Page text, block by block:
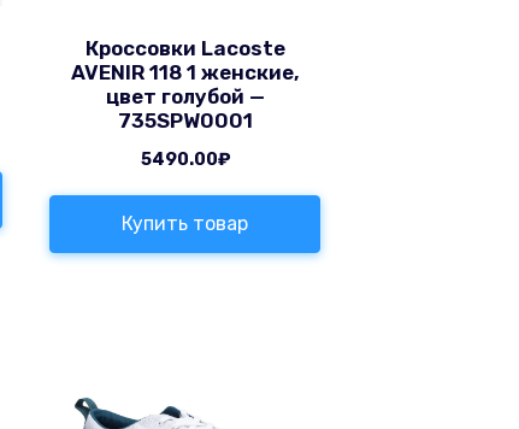
Кроссовки Lacoste
AVENIR 118 1 женские,
цвет голубой —
735SPW0001
5490.00₽
Купить товар